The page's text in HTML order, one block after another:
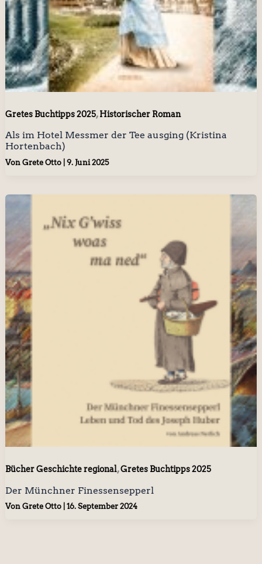
Gretes Buchtipps 2025,Historischer Roman
Als im Hotel Messmer der Tee ausging (Kristina
Hortenbach)
Von Grete Otto 9. Juni 2025
Bücher Geschichte regional,Gretes Buchtipps 2025
Der Münchner Finessensepperl
Von Grete Otto 16. September 2024